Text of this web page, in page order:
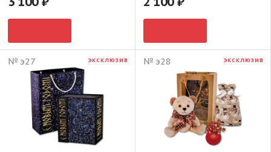
№ э27 ЭКСКЛЮЗИВ № э28 ЭКСКЛЮЗИВ